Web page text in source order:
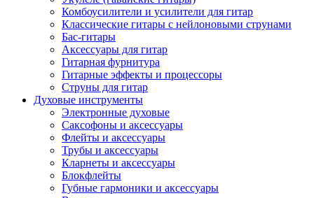
Комбоусилители и усилители для гитар
Классические гитары с нейлоновыми струнами
Бас-гитары
Аксессуары для гитар
Гитарная фурнитура
Гитарные эффекты и процессоры
Струны для гитар
Духовые инструменты
Электронные духовые
Саксофоны и аксессуары
Флейты и аксессуары
Трубы и аксессуары
Кларнеты и аксессуары
Блокфлейты
Губные гармоники и аксессуары